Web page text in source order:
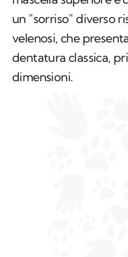
un "sorriso" diverso
velenosi, che
dentatura classica,
dimensioni.